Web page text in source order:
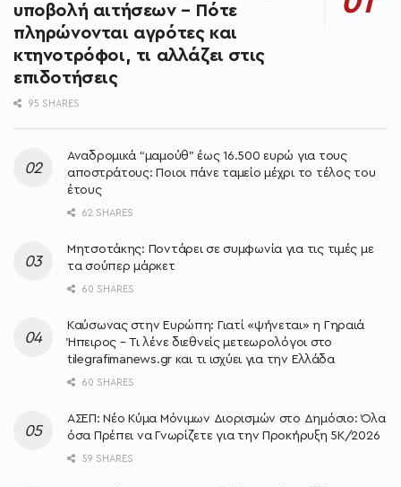
υποβολή αιτήσεων – Πότε
πληρώνονται αγρότες και
κτηνοτρόφοι, τι αλλάζει στις
επιδοτήσεις
95 SHARES
Αναδρομικά “μαμούθ” έως 16.500 ευρώ για τους
αποστράτους: Ποιοι πάνε ταμείο μέχρι το τέλος του
έτους
62 SHARES
Μητσοτάκης: Ποντάρει σε συμφωνία για τις τιμές με
τα σούπερ μάρκετ
60 SHARES
Καύσωνας στην Ευρώπη: Γιατί «ψήνεται» η Γηραιά
Ήπειρος – Τι λένε διεθνείς μετεωρολόγοι στο
tilegrafimanews.gr και τι ισχύει για την Ελλάδα
60 SHARES
ΑΣΕΠ: Νέο Κύμα Μόνιμων Διορισμών στο Δημόσιο: Όλα
όσα Πρέπει να Γνωρίζετε για την Προκήρυξη 5Κ/2026
59 SHARES